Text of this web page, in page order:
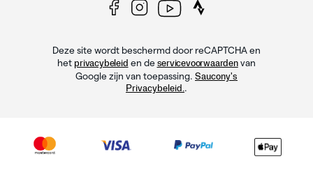
Deze site wordt beschermd door reCAPTCHA en
het privacybeleid en de servicevoorwaardenvan
Google zijn van toepassing. Saucony's
Privacybeleid..